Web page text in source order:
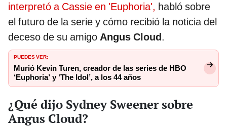
interpretó a Cassie en 'Euphoria', habló sobre
el futuro de la serie y cómo recibió la noticia del
deceso de su amigo Angus Cloud.
PUEDES VER:
Murió Kevin Turen, creador de las series de HBO
‘Euphoria’ y ‘The Idol’, a los 44 años
¿Qué dijo Sydney Sweener sobre
Angus Cloud?